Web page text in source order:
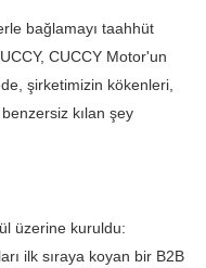
bağlamayı taahhüt
CUCCY Motor'un
şirketimizin kökenleri,
kılan şey
üzerine kuruldu:
ilk sıraya koyan bir B2B